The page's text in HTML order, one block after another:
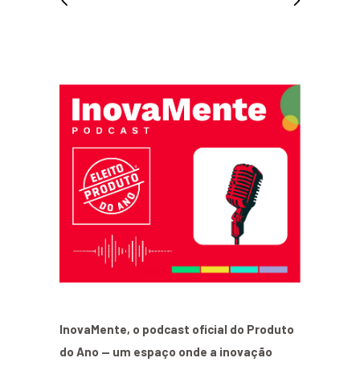
InovaMente, o podcast oficial do Produto
do Ano — um espaço onde a inovação